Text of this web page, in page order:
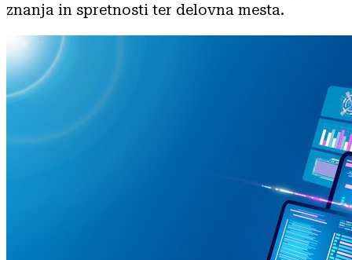
znanja in spretnosti ter delovna mesta.